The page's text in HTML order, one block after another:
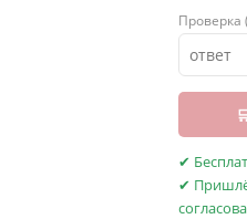
Проверка
✔
✔